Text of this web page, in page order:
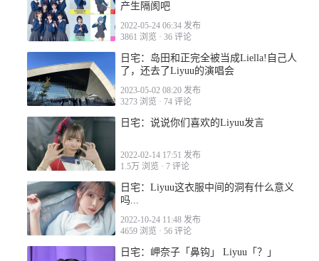
产生隔阂吧
2022-05-24 06:34 发布
3861 浏览 · 36 评论
日宅：岛田和正完全被当成Liella!自己人
了，还去了Liyuu的演唱会
2023-05-02 08:20 发布
3273 浏览 · 74 评论
日宅：说说你们喜欢的Liyuu发言
2022-02-14 17:51 发布
1.5万 浏览 · 7 评论
日宅：Liyuu这衣服中间的洞有什么意义
吗...
2022-10-24 11:48 发布
4659 浏览 · 56 评论
日宅：岬奈子「鼻钩」 Liyuu「？」